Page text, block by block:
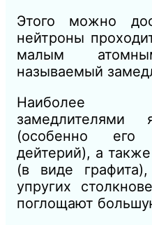
Этого можно
нейтроны
малым
называемый
Наиболее
замедлителями
(особенно его
дейтерий), а также
(в виде
упругих
поглощают